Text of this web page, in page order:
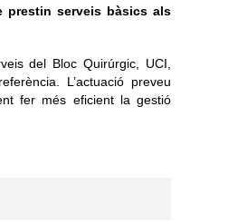
prestin serveis bàsics als
del Bloc Quirúrgic, UCI,
L’actuació preveu
fer més eficient la gestió